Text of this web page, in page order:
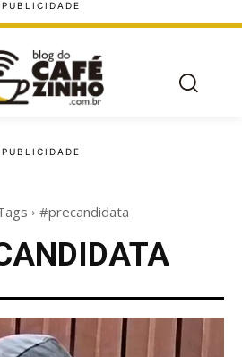
#precandidata